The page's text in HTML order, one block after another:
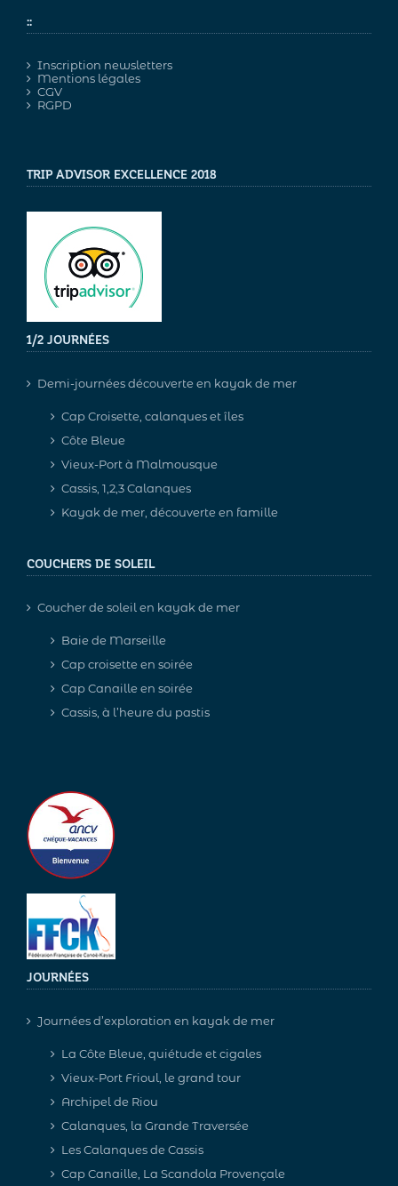
::
Inscription newsletters
Mentions légales
CGV
RGPD
TRIP ADVISOR EXCELLENCE 2018
1/2 JOURNÉES
Demi-journées découverte en kayak de mer
Cap Croisette, calanques et îles
Côte Bleue
Vieux-Port à Malmousque
Cassis, 1,2,3 Calanques
Kayak de mer, découverte en famille
COUCHERS DE SOLEIL
Coucher de soleil en kayak de mer
Baie de Marseille
Cap croisette en soirée
Cap Canaille en soirée
Cassis, à l’heure du pastis
JOURNÉES
Journées d’exploration en kayak de mer
La Côte Bleue, quiétude et cigales
Vieux-Port Frioul, le grand tour
Archipel de Riou
Calanques, la Grande Traversée
Les Calanques de Cassis
Cap Canaille, La Scandola Provençale